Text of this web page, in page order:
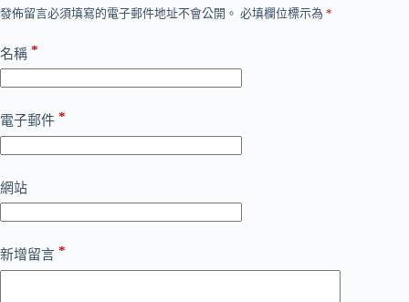
發佈留言必須填寫的電子郵件地址不會公開。 必填欄位標示為 *
名稱 *
電子郵件 *
網站
新增留言 *